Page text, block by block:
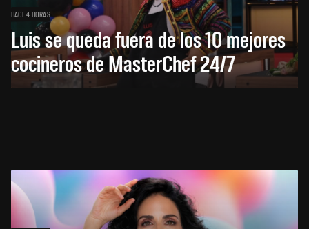
HACE 4 HORAS
Luis se queda fuera de los 10 mejores
cocineros de MasterChef 24/7